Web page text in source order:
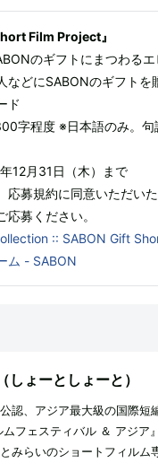
Film Project』
のギフトにまつわるエ
などにSABONのギフトを
ド
字程度 ※日本語のみ。句
12月31日（木）まで
応募規約に同意いただい
募ください。
:: SABON Gift
ム - SABON
（しょーとしょーと）
認、アジア最大級の国際短
ムフェスティバル ＆ アジア
みらいのショートフィルム